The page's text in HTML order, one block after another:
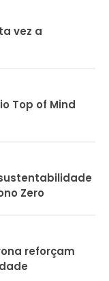
vez a
Top of Mind
Zero
reforçam